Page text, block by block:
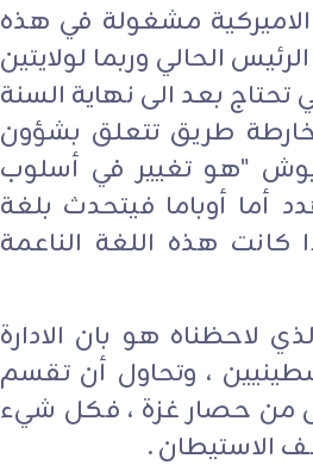
مشغولة في هذه
الحالي وربما لولايتين
بعد الى نهاية السنة
خارطة طريق تتعلق بشؤون
بوش "هو تغيير في أسلوب
أما أوباما فيتحدث بلغة
كانت هذه اللغة الناعمة
لاحظناه هو بان الادارة
، وتحاول أن تقسم
من حصار غزة ، فكل شيء
الاستيطان .